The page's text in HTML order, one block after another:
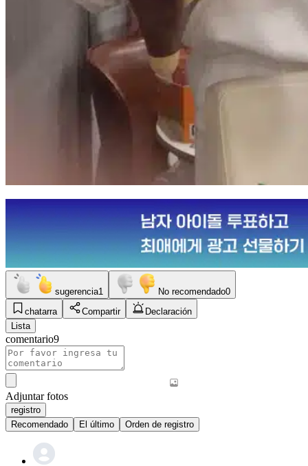
sugerencia1 No recomendado0
chatarra
Compartir
Declaración
Lista
comentario9
Adjuntar fotos
registro
Recomendado
El último Orden de registro